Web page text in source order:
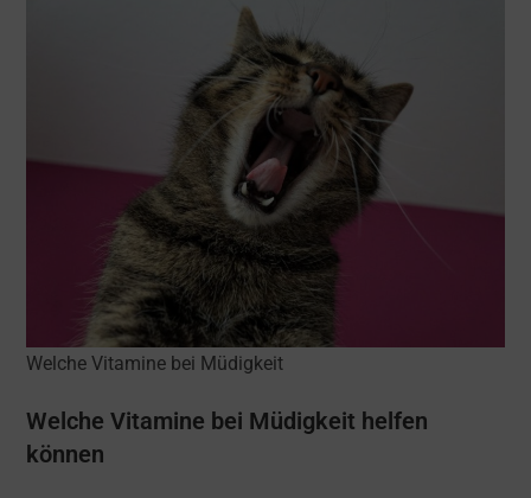
Welche Vitamine bei Müdigkeit
Welche Vitamine bei Müdigkeit helfen
können